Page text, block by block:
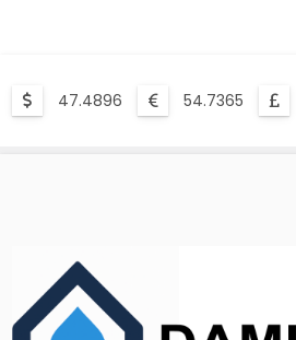
47.4896 54.7365